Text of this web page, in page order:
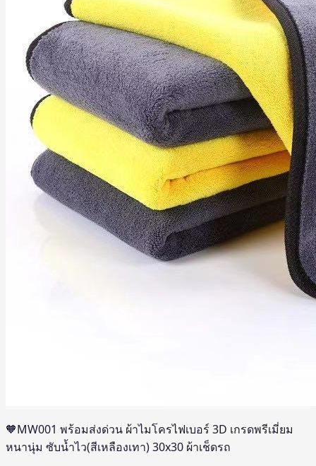
🧡MW001 พร้อมส่งด่วน ผ้าไมโครไฟเบอร์ 3D เกรดพรีเมี่ยม
หนานุ่ม ซับน้ำไว(สีเหลืองเทา) 30x30 ผ้าเช็ดรถ